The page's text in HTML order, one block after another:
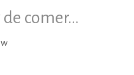
comer…